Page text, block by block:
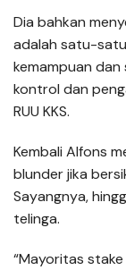
Dia bahkan
adalah satu-
kemampuan
kontrol dan
RUU KKS.
Kembali Alfons
blunder jika
Sayangnya,
telinga.
“Mayoritas